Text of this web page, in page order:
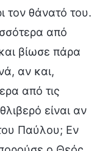
τον θάνατό του.
από
βίωσε πάρα
αν και,
από τις
είναι αν
Παύλου; Εν